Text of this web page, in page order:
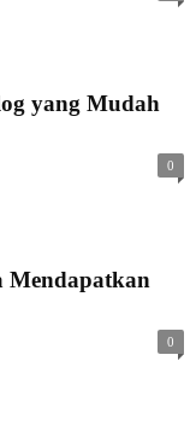
yang Mudah
0
Mendapatkan
0